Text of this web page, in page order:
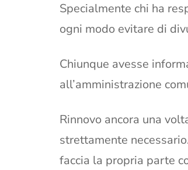
Specialmente chi ha
ogni modo evitare di
Chiunque avesse
all’amministrazione
Rinnovo ancora una
strettamente
faccia la propria parte